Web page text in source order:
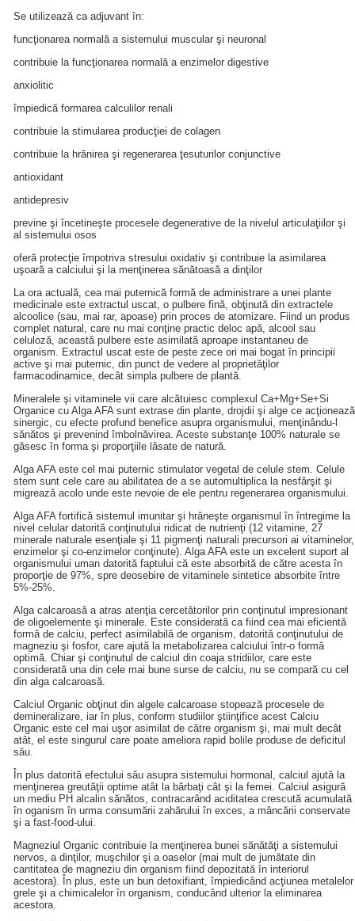
Se utilizează ca adjuvant în:
funcţionarea normală a sistemului muscular şi neuronal
contribuie la funcţionarea normală a enzimelor digestive
anxiolitic
împiedică formarea calculilor renali
contribuie la stimularea producţiei de colagen
contribuie la hrănirea şi regenerarea ţesuturilor conjunctive
antioxidant
antidepresiv
previne şi încetineşte procesele degenerative de la nivelul articulaţiilor şi
al sistemului osos
oferă protecţie împotriva stresului oxidativ şi contribuie la asimilarea
uşoară a calciului şi la menţinerea sănătoasă a dinţilor
La ora actuală, cea mai puternică formă de administrare a unei plante
medicinale este extractul uscat, o pulbere fină, obţinută din extractele
alcoolice (sau, mai rar, apoase) prin proces de atomizare. Fiind un produs
complet natural, care nu mai conţine practic deloc apă, alcool sau
celuloză, această pulbere este asimilată aproape instantaneu de
organism. Extractul uscat este de peste zece ori mai bogat în principii
active şi mai puternic, din punct de vedere al proprietăţilor
farmacodinamice, decât simpla pulbere de plantă.
Mineralele şi vitaminele vii care alcătuiesc complexul Ca+Mg+Se+Si
Organice cu Alga AFA sunt extrase din plante, drojdii şi alge ce acţionează
sinergic, cu efecte profund benefice asupra organismului, menţinându-l
sănătos şi prevenind îmbolnăvirea. Aceste substanţe 100% naturale se
găsesc în forma şi proporţiile lăsate de natură.
Alga AFA este cel mai puternic stimulator vegetal de celule stem. Celule
stem sunt cele care au abilitatea de a se automultiplica la nesfârşit şi
migrează acolo unde este nevoie de ele pentru regenerarea organismului.
Alga AFA fortifică sistemul imunitar şi hrăneşte organismul în întregime la
nivel celular datorită conţinutului ridicat de nutrienţi (12 vitamine, 27
minerale naturale esenţiale şi 11 pigmenţi naturali precursori ai vitaminelor,
enzimelor şi co-enzimelor conţinute). Alga AFA este un excelent suport al
organismului uman datorită faptului că este absorbită de către acesta în
proporţie de 97%, spre deosebire de vitaminele sintetice absorbite între
5%-25%.
Alga calcaroasă a atras atenţia cercetătorilor prin conţinutul impresionant
de oligoelemente şi minerale. Este considerată ca fiind cea mai eficientă
formă de calciu, perfect asimilabilă de organism, datorită conţinutului de
magneziu şi fosfor, care ajută la metabolizarea calciului într-o formă
optimă. Chiar şi conţinutul de calciul din coaja stridiilor, care este
considerată una din cele mai bune surse de calciu, nu se compară cu cel
din alga calcaroasă.
Calciul Organic obţinut din algele calcaroase stopează procesele de
demineralizare, iar în plus, conform studiilor ştiinţifice acest Calciu
Organic este cel mai uşor asimilat de către organism şi, mai mult decât
atât, el este singurul care poate ameliora rapid bolile produse de deficitul
său.
În plus datorită efectului său asupra sistemului hormonal, calciul ajută la
menţinerea greutăţii optime atât la bărbaţi cât şi la femei. Calciul asigură
un mediu PH alcalin sănătos, contracarând aciditatea crescută acumulată
în oganism în urma consumării zahărului în exces, a mâncării conservate
şi a fast-food-ului.
Magneziul Organic contribuie la menţinerea bunei sănătăţi a sistemului
nervos, a dinţilor, muşchilor şi a oaselor (mai mult de jumătate din
cantitatea de magneziu din organism fiind depozitată în interiorul
acestora). În plus, este un bun detoxifiant, împiedicând acţiunea metalelor
grele şi a chimicalelor în organism, conducând ulterior la eliminarea
acestora.